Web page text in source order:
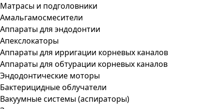
Матрасы и подголовники
Амальгамосмесители
Аппараты для эндодонтии
Апекслокаторы
Аппараты для ирригации корневых каналов
Аппараты для обтурации корневых каналов
Эндодонтические моторы
Бактерицидные облучатели
Вакуумные системы (аспираторы)